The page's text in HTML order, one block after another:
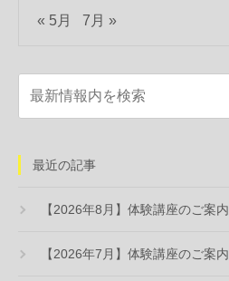
« 5月
7月 »
最近の記事
【2026年8月】体験講座のご案内
【2026年7月】体験講座のご案内